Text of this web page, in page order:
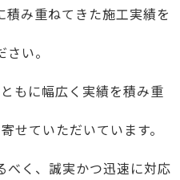
み重ねてきた施工実績を
さい。
もに幅広く実績を積み重
せていただいています。
べく、誠実かつ迅速に対応